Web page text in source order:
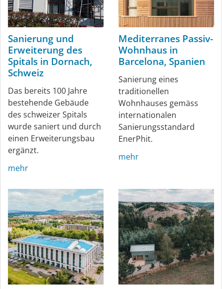
Sanierung und
Erweiterung des
Spitals in Dornach,
Schweiz
Das bereits 100 Jahre
bestehende Gebäude
des schweizer Spitals
wurde saniert und durch
einen Erweiterungsbau
ergänzt.
mehr
Mediterranes Passiv-
Wohnhaus in
Barcelona, Spanien
Sanierung eines
traditionellen
Wohnhauses gemäss
internationalen
Sanierungsstandard
EnerPhit.
mehr